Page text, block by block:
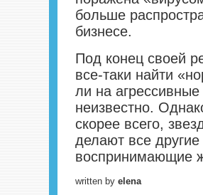
больше
бизнесе.
Под конец своей
все-таки найти
ли на
неизвестно.
скорее всего,
делают все
воспринимающие
written by elena